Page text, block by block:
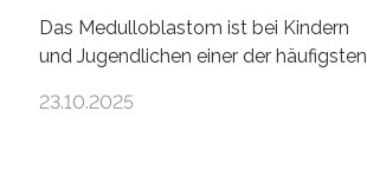
Das Medulloblastom ist bei Kindern
und Jugendlichen einer der häufigsten
Nervensystems. Etwa 70 bis 80
23.10.2025